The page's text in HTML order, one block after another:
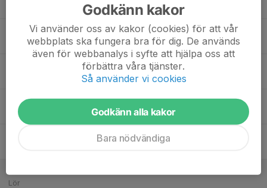
Tor
Lör
Godkänn kakor
Vi använder oss av kakor (cookies) för att vår
webbplats ska fungera bra för dig. De används
även för webbanalys i syfte att hjälpa oss att
förbättra våra tjänster.
Så använder vi cookies
Godkänn alla kakor
Bara nödvändiga